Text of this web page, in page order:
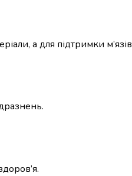
а для підтримки м’язів